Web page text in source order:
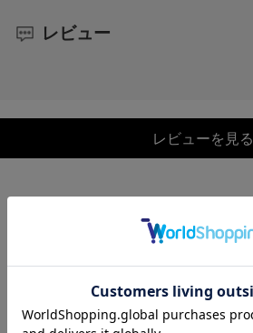
レビュー
レビューを見る
この商品を使った